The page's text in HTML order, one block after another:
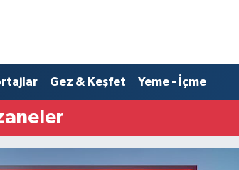
Gez & Keşfet Yeme - İçme